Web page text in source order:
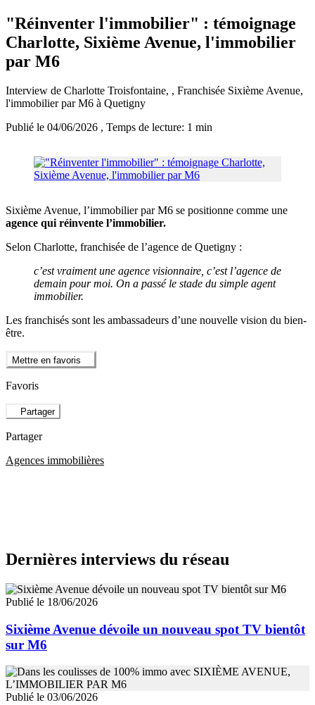
"Réinventer l'immobilier" : témoignage
Charlotte, Sixième Avenue, l'immobilier
par M6
Interview de Charlotte Troisfontaine, , Franchisée Sixième Avenue,
l'immobilier par M6 à Quetigny
Publié le 04/06/2026 , Temps de lecture: 1 min
Sixième Avenue, l’immobilier par M6 se positionne comme une
agence qui réinvente l’immobilier.
Selon Charlotte, franchisée de l’agence de Quetigny :
c’est vraiment une agence visionnaire, c’est l’agence de
demain pour moi. On a passé le stade du simple agent
immobilier.
Les franchisés sont les ambassadeurs d’une nouvelle vision du bien-
être.
Mettre en favoris
Favoris
Partager
Partager
Agences immobilières
Dernières interviews du réseau
Publié le 18/06/2026
Sixième Avenue dévoile un nouveau spot TV bientôt
sur M6
Publié le 03/06/2026